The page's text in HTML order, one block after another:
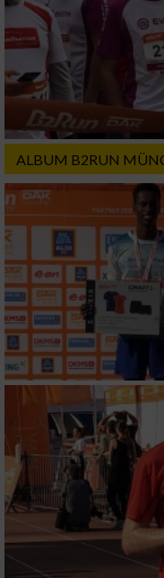
ALBUM B2RUN